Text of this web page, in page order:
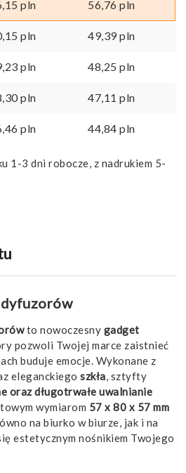
pln 56,76 pln
pln 49,39pln
pln 48,25 pln
pln 47,11 pln
pln 44,84 pln
1-3 dni robocze, z nadrukiem 5-
to nowoczesny gadget
pozwoli Twojej marce zaistnieć
buduje emocje. Wykonane z
eleganckiego szkła, sztyfty
oraz długotrwałe uwalnianie
wymiarom 57 x 80 x 57 mm
na biurko w biurze, jak i na
estetycznym nośnikiem Twojego